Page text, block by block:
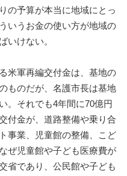
の予算が本当に地域にとっ
いうお金の使い方が地域の
いけない。
米軍再編交付金は、基地の
ものだが、名護市長は基地
。それでも4年間に70億円
付金が、道路整備や乗り合
事業、児童館の整備、こど
ぜ児童館や子ども医療費が
省であり、公民館や子ども